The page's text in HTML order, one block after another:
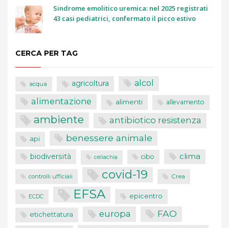
Sindrome emolitico uremica: nel 2025 registrati
43 casi pediatrici, confermato il picco estivo
CERCA PER TAG
acqua agricoltura alcol
alimentazione alimenti allevamento
ambiente antibiotico resistenza
api benessere animale
biodiversità celiachia cibo clima
controlli ufficiali covid-19 Crea
ECDC EFSA epicentro
etichettatura europa FAO